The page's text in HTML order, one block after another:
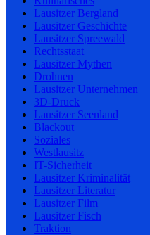
Lausitzer Bergland
Lausitzer Geschichte
Lausitzer Spreewald
Rechtsstaat
Lausitzer Mythen
Drohnen
Lausitzer Unternehmen
3D-Druck
Lausitzer Seenland
Blackout
Soziales
Westlausitz
IT-Sicherheit
Lausitzer Kriminalität
Lausitzer Literatur
Lausitzer Film
Lausitzer Fisch
Traktion